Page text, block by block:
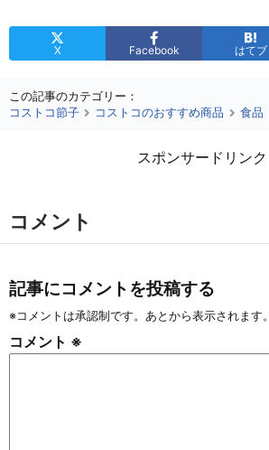
X Facebook はてブ
この記事のカテゴリー：
コストコ節子
コストコのおすすめ商品 食品
スポンサードリンク
コメント
記事にコメントを投稿する
※コメントは承認制です。あとから表示されます。
コメント ※